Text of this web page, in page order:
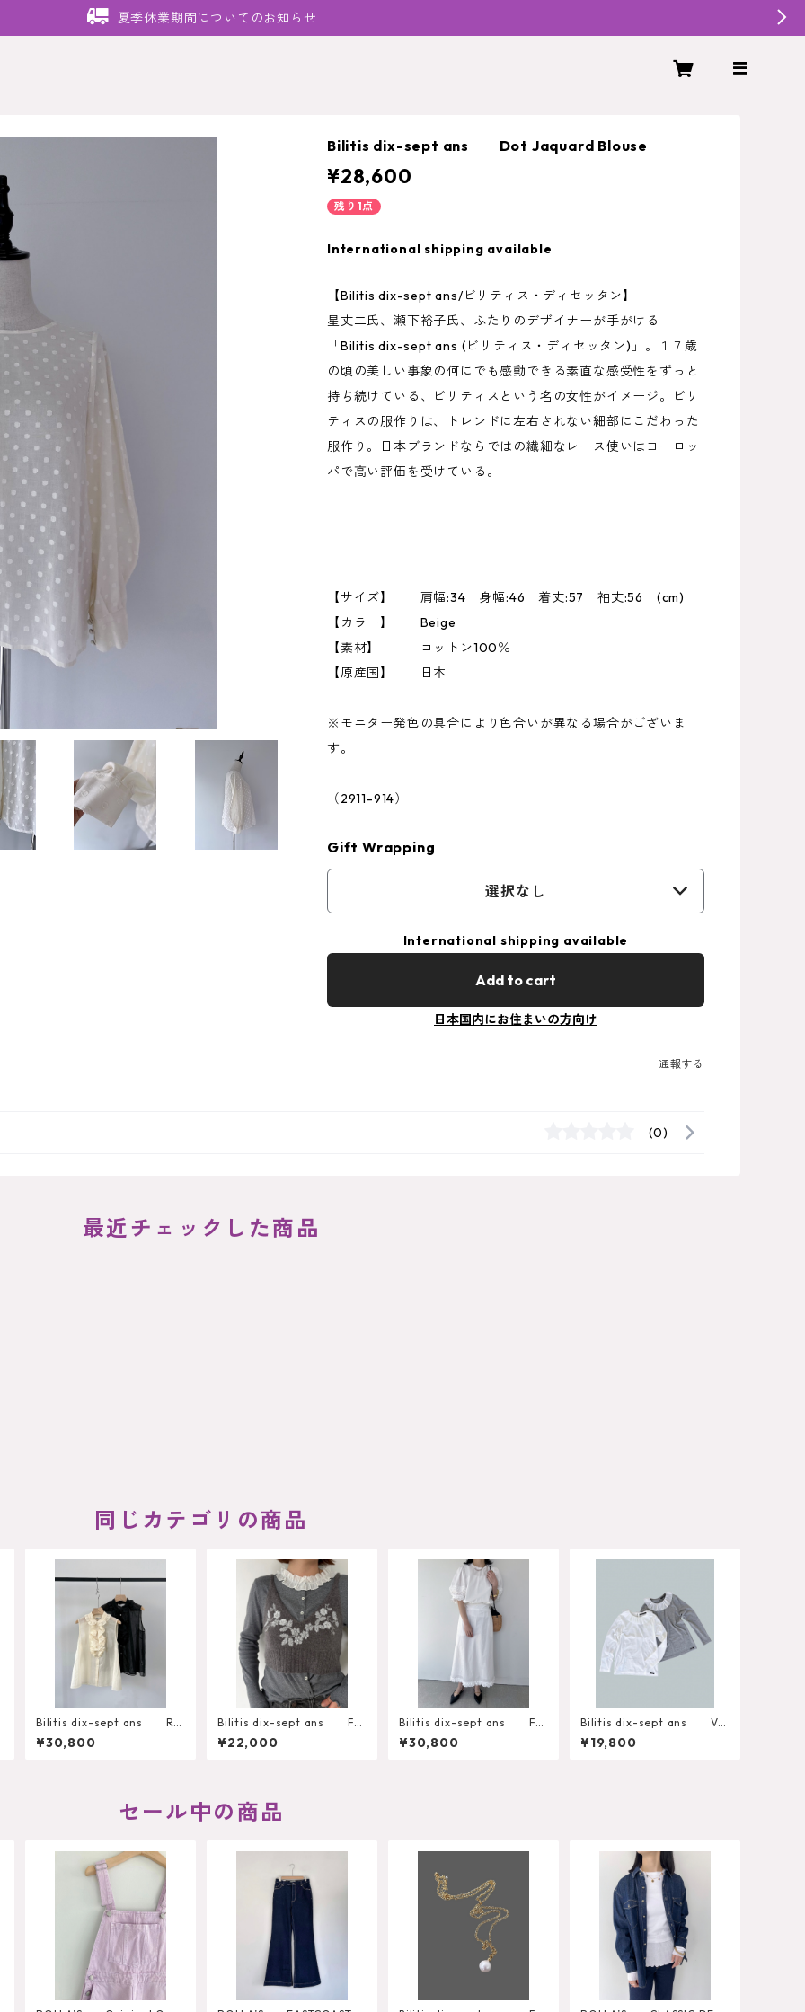
夏季休業期間についてのお知らせ
Bilitis dix-sept ans Dot Jaquard Blouse
¥28,600
残り1点
International shipping available
【Bilitis dix-sept ans/ビリティス・ディセッタン】
星丈二氏、瀬下裕子氏、ふたりのデザイナーが手がける
「Bilitis dix-sept ans (ビリティス・ディセッタン)」。１７歳
の頃の美しい事象の何にでも感動できる素直な感受性をずっと
持ち続けている、ビリティスという名の女性がイメージ。ビリ
ティスの服作りは、トレンドに左右されない細部にこだわった
服作り。日本ブランドならではの繊細なレース使いはヨーロッ
パで高い評価を受けている。
【サイズ】 肩幅:34 身幅:46 着丈:57 袖丈:56 (cm)
【カラー】 Beige
【素材】 コットン100％
【原産国】 日本
※モニター発色の具合により色合いが異なる場合がございま
す。
（2911-914）
Gift Wrapping
選択なし
International shipping available
Add to cart
日本国内にお住まいの方向け
通報する
(0)
最近チェックした商品
同じカテゴリの商品
Bilitis dix-sept ans Ru
ffle Blouse（N.S）
¥30,800
Bilitis dix-sept ans Fril
l Collar Cardigan 2916
-497
¥22,000
Bilitis dix-sept ans Fril
l Gatherring Blouse
¥30,800
Bilitis dix-sept ans Voi
le Collar Long T
¥19,800
セール中の商品